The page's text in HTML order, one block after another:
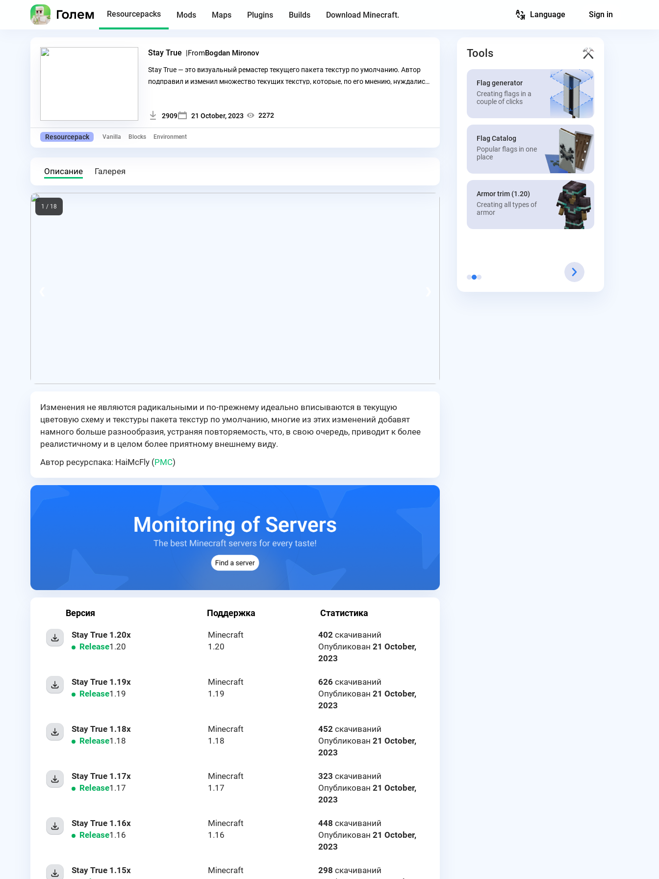
Resourcepacks Mods Maps Plugins Builds Download Minecraft. Language Sign in
Stay True FromBogdan Mironov
Stay True — это визуальный ремастер текущего пакета текстур по умолчанию. Автор
подправил и изменил множество текущих текстур, которые, по его мнению, нуждались
2909 21 October, 2023 2272
Resourcepack Vanilla Blocks Environment
Описание Галерея
1 / 18
Изменения не являются радикальными и по-прежнему идеально вписываются в текущую
цветовую схему и текстуры пакета текстур по умолчанию, многие из этих изменений добавят
намного больше разнообразия, устраняя повторяемость, что, в свою очередь, приводит к более
реалистичному и в целом более приятному внешнему виду.
Автор ресурспака: HaiMcFly (PMC)
Версия Поддержка Статистика
Stay True 1.20x
Release1.20
Minecraft
1.20
402скачиваний
Опубликован 21 October,
2023
Stay True 1.19x
Release1.19
Minecraft
1.19
626 скачиваний
Опубликован 21 October,
2023
Stay True 1.18x
Release1.18
Minecraft
1.18
452скачиваний
Опубликован 21 October,
2023
Stay True 1.17x
Release1.17
Minecraft
1.17
323 скачиваний
Опубликован 21 October,
2023
Stay True 1.16x
Release1.16
Minecraft
1.16
448 скачиваний
Опубликован 21 October,
2023
Stay True 1.15x
Minecraft
298 скачиваний
Tools
Flag generator
Creating flags in a
couple of clicks
Flag Catalog
Popular flags in one
place
Armor trim (1.20)
Creating all types of
armor